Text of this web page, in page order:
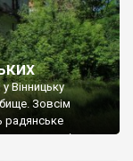
Вінницьку
Зовсім
радянське
трохи далі, десь